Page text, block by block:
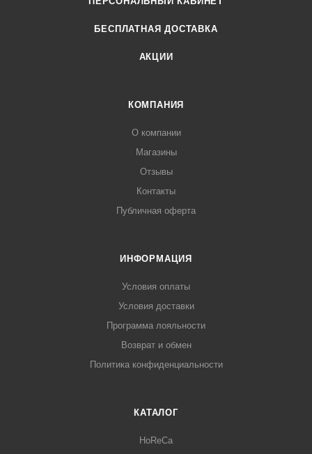
БЕСПЛАТНАЯ ДОСТАВКА
АКЦИИ
КОМПАНИЯ
О компании
Магазины
Отзывы
Контакты
Публичная оферта
ИНФОРМАЦИЯ
Условия оплаты
Условия доставки
Программа лояльности
Возврат и обмен
Политика конфиденциальности
КАТАЛОГ
HoReCa